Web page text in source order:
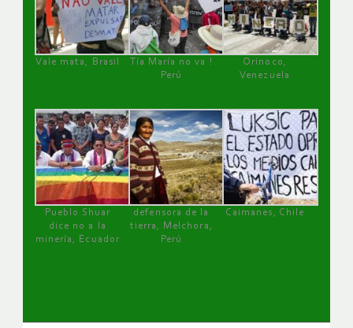
Vale mata, Brasil
Tía María no va !
Perú
Orinoco,
Venezuela
Pueblo Shuar
dice no a la
minería, Ecuador
defensora de la
tierra, Melchora,
Perú
Caimanes, Chile